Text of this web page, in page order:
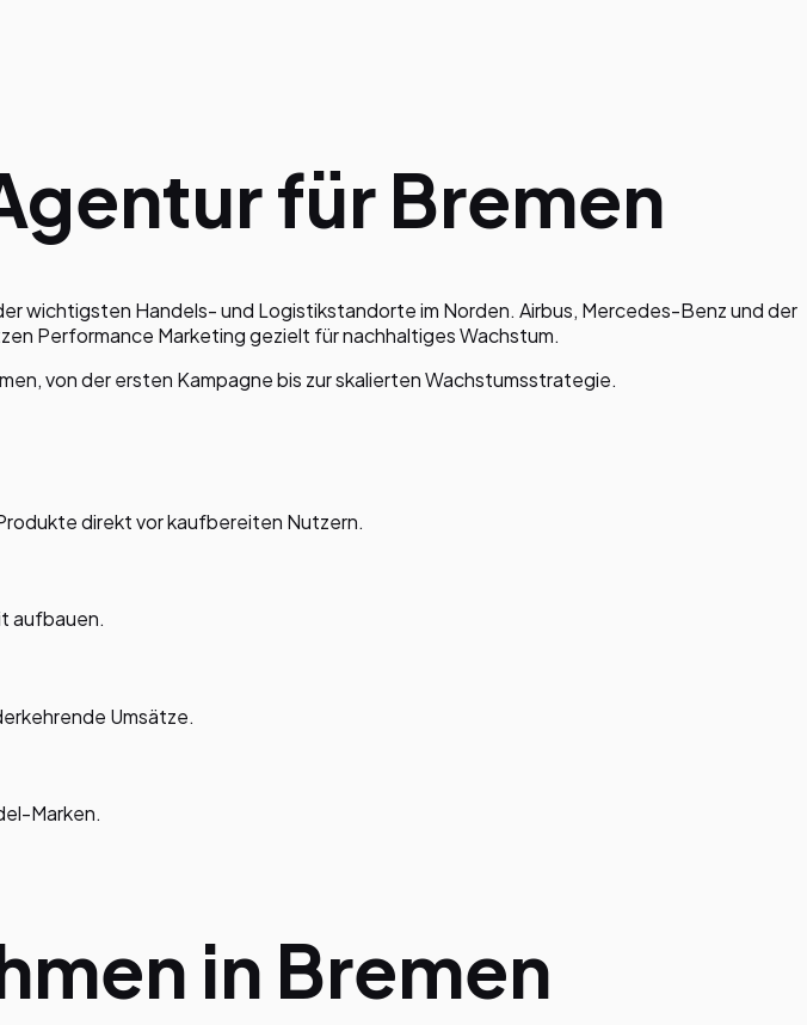
fürBremen
wichtigsten Handels- und Logistikstandorte im Norden. Airbus, Mercedes-Benz und der
Performance Marketing gezielt für nachhaltiges Wachstum.
, von der ersten Kampagne bis zur skalierten Wachstumsstrategie.
direkt vor kaufbereiten Nutzern.
aufbauen.
Umsätze.
Marken.
in Bremen